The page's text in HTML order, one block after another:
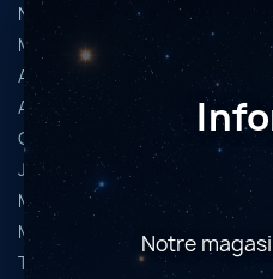
Nouveaux produits
Meilleures ventes
Accessoires
Articles d’occasion
Caméras astrophoto
Jumelles et longues-vues
Microscopes
Montures
Télescopes
Notre